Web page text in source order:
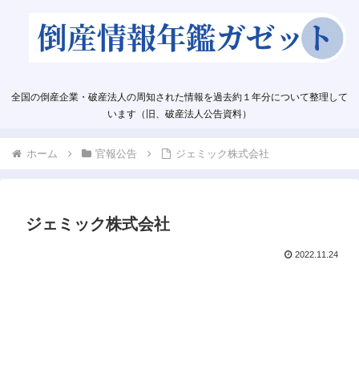
全国の倒産企業・破産法人の周知された情報を過去約１年分について整理して
います（旧、破産法人公告資料）
ホーム 官報公告 ジェミック株式会社
ジェミック株式会社
2022.11.24